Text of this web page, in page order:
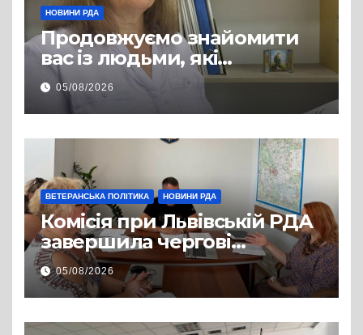
НОВИНИ РДА
Продовжуємо знайомити
вас із людьми, які
допомагають нашим
захисникам і захисницям
повертатися до цивільного
життя
05/08/2026
ВЕТЕРАНСЬКА ПОЛІТИКА НОВИНИ РДА
Комісія при Львівській РДА
завершила чергові
співбесіди та
рекомендувала кандидатів
на посади фахівців із
супроводу
05/08/2026